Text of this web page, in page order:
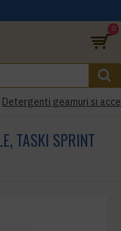
0
Detergenti geamuri si
TASKI SPRINT